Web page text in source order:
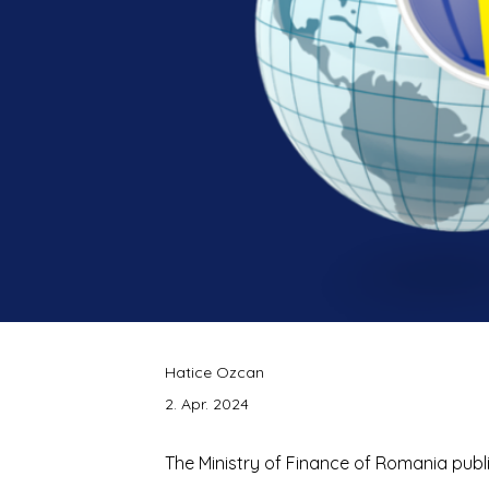
Hatice Ozcan
2. Apr. 2024
The Ministry of Finance of Romania